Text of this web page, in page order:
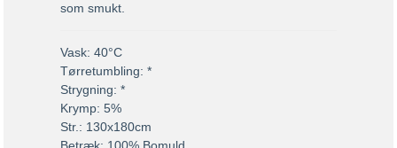
som smukt.
Vask: 40°C
Tørretumbling: *
Strygning: *
Krymp: 5%
Str.: 130x180cm